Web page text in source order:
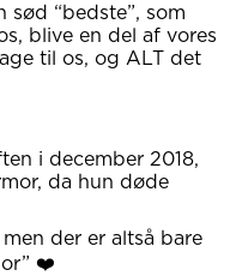
“bedste”, som
blive en del af vores
til os, og ALT det
i december 2018,
da hun døde
der er altså bare
❤️